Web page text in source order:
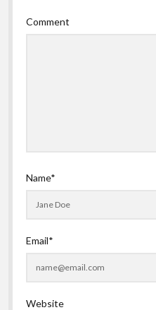
Comment
Name*
Email*
Website